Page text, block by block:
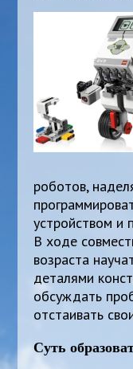
роботов,
устройством и
В ходе
возраста
деталями
обсуждать
отстаивать
Суть